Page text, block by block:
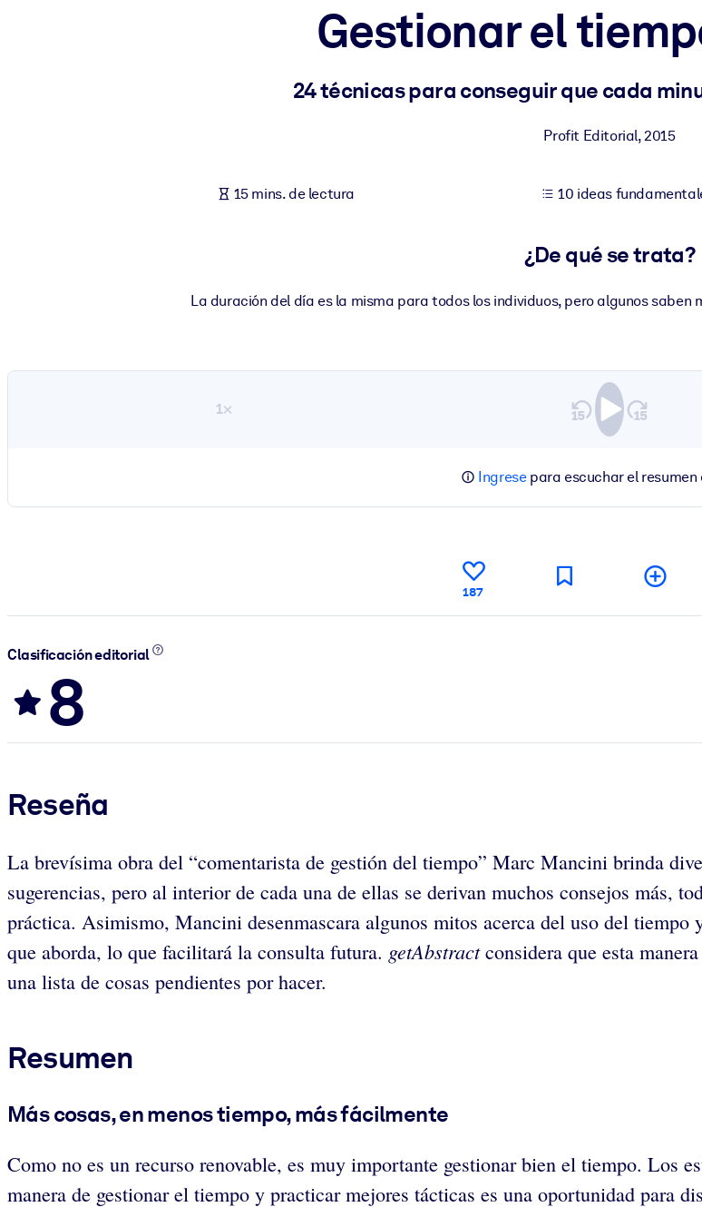
Enriquezca su biblioteca corporativa con conocimientos empresariales confiables y listos para usar.
Alimente sus sistemas de IA con conocimientos fiables y estructurados para mejorar los resultados.
Gestionar el
24 técnicas para conseguir que cada
Profit Editorial,2015
15 mins. de lectura 10 ideas
¿De qué se trata?
La duración del día es la misma para todos los individuos, pero algunos
1×
Ingresepara escuchar el resumen
187
Clasificación editorial
8
Reseña
La brevísima obra del “comentarista de gestión del tiempo” Marc Mancini brinda
sugerencias, pero al interior de cada una de ellas se derivan muchos consejos más,
práctica. Asimismo, Mancini desenmascara algunos mitos acerca del uso del
que aborda, lo que facilitará la consulta futura. getAbstractconsidera que esta
una lista de cosas pendientes por hacer.
Resumen
Más cosas, en menos tiempo, más fácilmente
Como no es un recurso renovable, es muy importante gestionar bien el tiempo. Los
manera de gestionar el tiempo y practicar mejores tácticas es una oportunidad para